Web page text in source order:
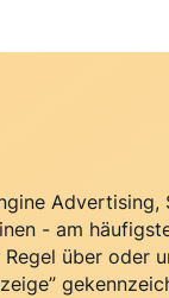
- am
über oder